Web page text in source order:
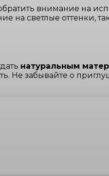
внимание на
светлые оттенки,
натуральным
Не забывайте о